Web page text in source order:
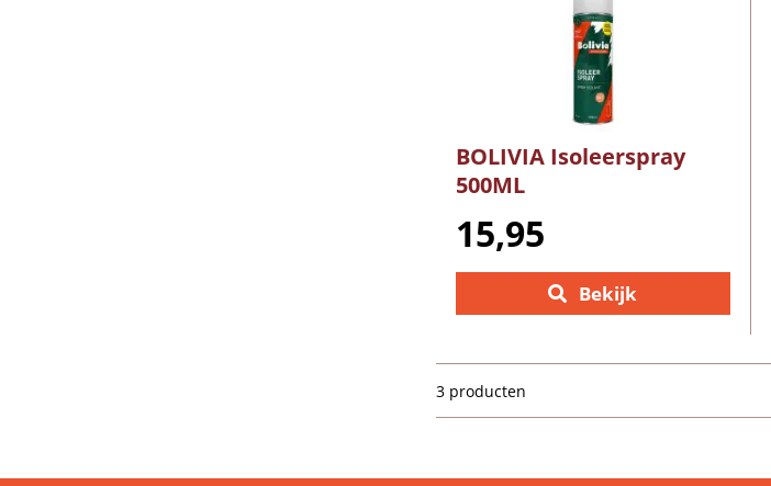
BOLIVIA Isoleerspray
500ML
15,95
Bekijk
3 producten